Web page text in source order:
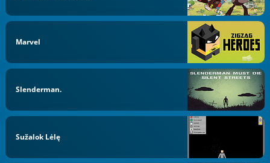
Marvel
Slenderman.
Sužalok Lėlę